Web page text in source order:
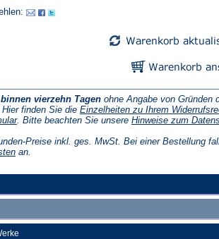
binnen vierzehn Tagen ohne Angabe von Gründen
finden Sie die Einzelheiten zu Ihrem
(Öffnet
einem
neuen
. Bitte beachten Sie unsere Hinweise zum
Preise inkl. ges. MwSt. Bei einer Bestellung
(Öffnet
an.